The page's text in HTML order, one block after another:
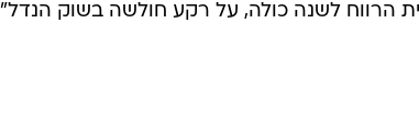
הרווח לשנה כולה, על רקע חולשה בשוק